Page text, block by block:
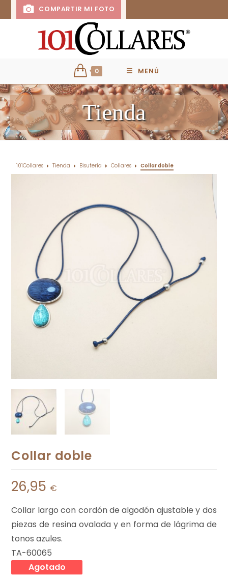
COMPARTIR MI FOTO
0 MENÚ
Tienda
101Collares Tienda Bisutería Collares Collar doble
Collar doble
26,95 €
Collar largo con cordón de algodón ajustable y dos
piezas de resina ovalada y en forma de lágrima de
tonos azules.
TA-60065
Agotado